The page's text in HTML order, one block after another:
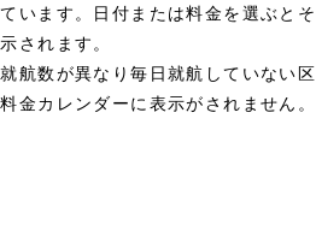
います。日付または料金を選ぶとそ
されます。
航数が異なり毎日就航していない区
金カレンダーに表示がされません。